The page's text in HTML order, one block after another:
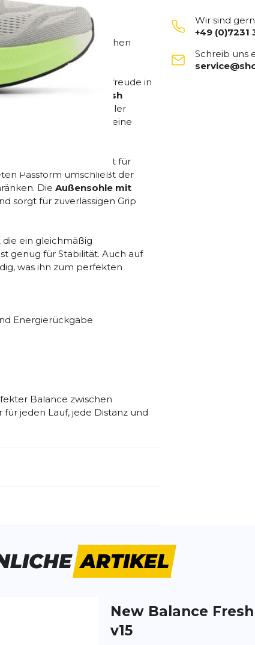
jeden Lauf, vom täglichen
und Reaktionsfreude in
anpasst. Die
Fresh
Laufgefühl mit optimaler
effizient – egal ob du deine
Mesh sorgt für
Passform umschließt der
Die Außensohle mit
sorgt für zuverlässigen Grip
die ein gleichmäßig
genug für Stabilität. Auch auf
was ihn zum perfekten
Energierückgabe
Balance zwischen
jeden Lauf, jede Distanz und
mittel
normal
Wir sind
+49 (0)7231
Schreib uns
ARTIKEL
New Balance
v15